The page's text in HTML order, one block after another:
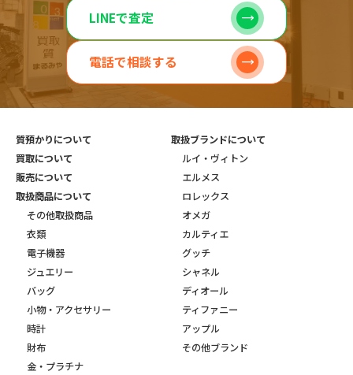
LINEで査定
電話で相談する
質預かりについて
買取について
販売について
取扱商品について
その他取扱商品
衣類
電子機器
ジュエリー
バッグ
小物・アクセサリー
時計
財布
金・プラチナ
取扱ブランドについて
ルイ・ヴィトン
エルメス
ロレックス
オメガ
カルティエ
グッチ
シャネル
ディオール
ティファニー
アップル
その他ブランド